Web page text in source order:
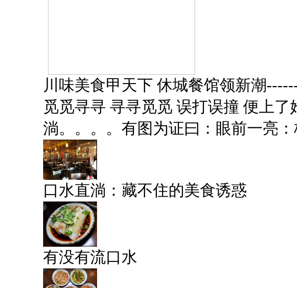
川味美食甲天下 休城餐馆领新潮
觅觅寻寻 寻寻觅觅 误打误撞 便上了
淌。。。。有图为证曰： 眼前一亮
口水直淌：藏不住的美食诱惑
有没有流口水